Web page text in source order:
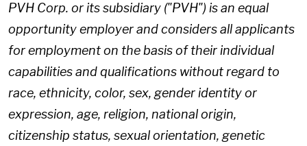
PVH Corp. or its subsidiary ("PVH") is an equal
opportunity employer and considers all applicants
for employment on the basis of their individual
capabilities and qualifications without regard to
race, ethnicity, color, sex, gender identity or
expression, age, religion, national origin,
citizenship status, sexual orientation, genetic